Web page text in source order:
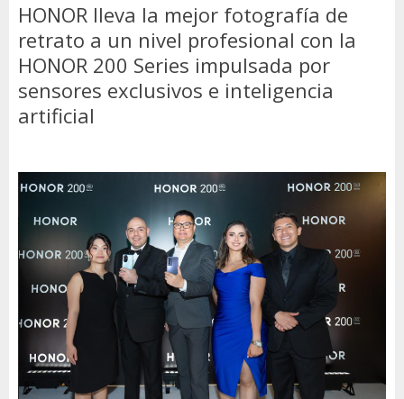
HONOR lleva la mejor fotografía de
retrato a un nivel profesional con la
HONOR 200 Series impulsada por
sensores exclusivos e inteligencia
artificial